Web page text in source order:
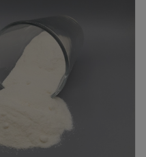
10 /10
Basé sur 1 avis